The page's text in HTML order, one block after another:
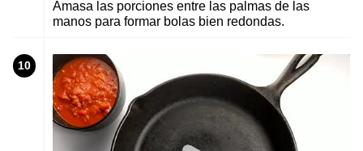
Amasa las porciones entre las palmas de las
manos para formar bolas bien redondas.
10